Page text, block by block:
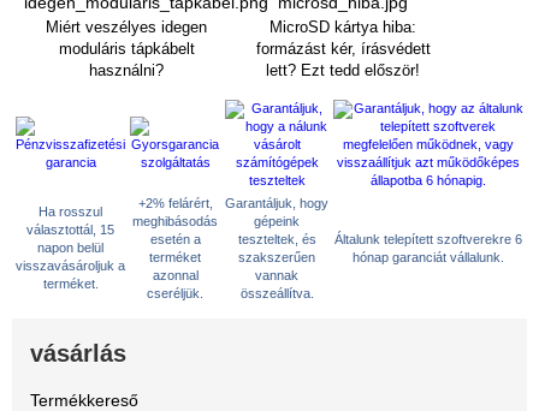
Miért veszélyes idegen
moduláris tápkábelt
használni?
MicroSD kártya hiba:
formázást kér, írásvédett
lett? Ezt tedd először!
Ha rosszul
választottál, 15
napon belül
visszavásároljuk a
terméket.
+2% felárért,
meghibásodás
esetén a
terméket
azonnal
cseréljük.
Garantáljuk, hogy
gépeink
teszteltek, és
szakszerűen
vannak
összeállítva.
Általunk telepített szoftverekre 6
hónap garanciát vállalunk.
vásárlás
Termékkereső